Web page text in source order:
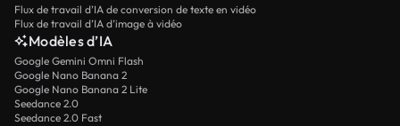
Flux de travail d’IA de conversion de texte en vidéo
Flux de travail d’IA d’image à vidéo
Modèles d’IA
Google Gemini Omni Flash
Google Nano Banana 2
Google Nano Banana 2 Lite
Seedance 2.0
Seedance 2.0 Fast